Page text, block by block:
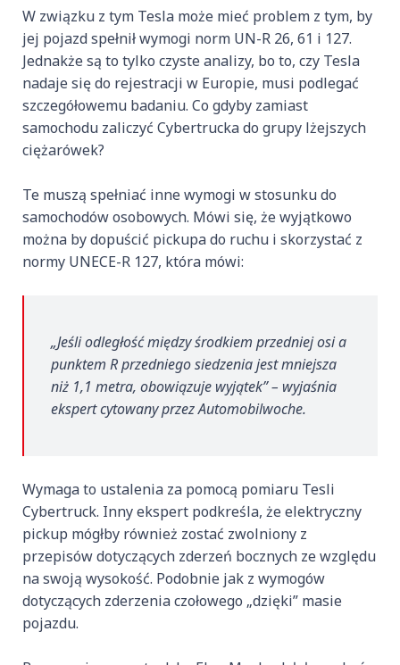
W związku z tym Tesla może mieć problem z tym, by
jej pojazd spełnił wymogi norm UN-R 26, 61 i 127.
Jednakże są to tylko czyste analizy, bo to, czy Tesla
nadaje się do rejestracji w Europie, musi podlegać
szczegółowemu badaniu. Co gdyby zamiast
samochodu zaliczyć Cybertrucka do grupy lżejszych
ciężarówek?
Te muszą spełniać inne wymogi w stosunku do
samochodów osobowych. Mówi się, że wyjątkowo
można by dopuścić pickupa do ruchu i skorzystać z
normy UNECE-R 127, która mówi:
„Jeśli odległość między środkiem przedniej osi a
punktem R przedniego siedzenia jest mniejsza
niż 1,1 metra, obowiązuje wyjątek” – wyjaśnia
ekspert cytowany przez Automobilwoche.
Wymaga to ustalenia za pomocą pomiaru Tesli
Cybertruck. Inny ekspert podkreśla, że elektryczny
pickup mógłby również zostać zwolniony z
przepisów dotyczących zderzeń bocznych ze względu
na swoją wysokość. Podobnie jak z wymogów
dotyczących zderzenia czołowego „dzięki” masie
pojazdu.